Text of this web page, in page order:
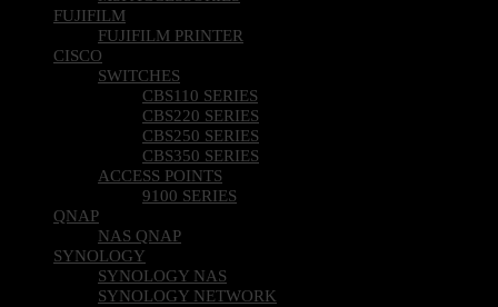
FUJIFILM
FUJIFILM PRINTER
CISCO
SWITCHES
CBS110 SERIES
CBS220 SERIES
CBS250 SERIES
CBS350 SERIES
ACCESS POINTS
9100 SERIES
QNAP
NAS QNAP
SYNOLOGY
SYNOLOGY NAS
SYNOLOGY NETWORK